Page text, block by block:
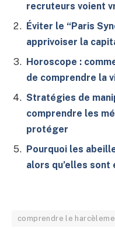
recruteurs voient
Éviter le “Paris
apprivoiser la
Horoscope :
de comprendre la
Stratégies de
comprendre les
protéger
Pourquoi les
alors qu’elles sont
comprendre le